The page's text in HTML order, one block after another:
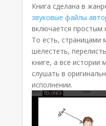
Книга сделана в
звуковые файлы
включается простым
То есть,
шелестеть,
книге, а все истории
слушать в
исполнении.